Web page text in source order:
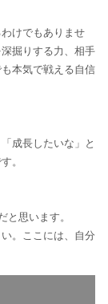
けでもありませ
掘りする力、相手
本気で戦える自信
成長したいな」と
。
と思います。
。ここには、自分